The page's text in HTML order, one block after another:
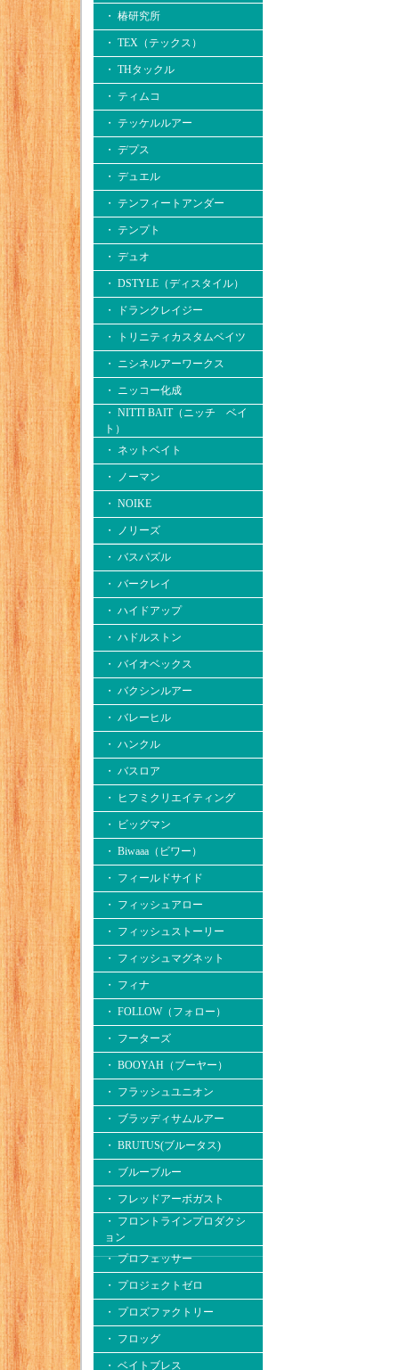
・ 椿研究所
・ TEX（テックス）
・ THタックル
・ ティムコ
・ テッケルルアー
・ デプス
・ デュエル
・ テンフィートアンダー
・ テンプト
・ デュオ
・ DSTYLE（ディスタイル）
・ ドランクレイジー
・ トリニティカスタムベイツ
・ ニシネルアーワークス
・ ニッコー化成
・ NITTI BAIT（ニッチ ベイ
ト）
・ ネットベイト
・ ノーマン
・ NOIKE
・ ノリーズ
・ バスパズル
・ バークレイ
・ ハイドアップ
・ ハドルストン
・ バイオベックス
・ バクシンルアー
・ バレーヒル
・ ハンクル
・ バスロア
・ ヒフミクリエイティング
・ ビッグマン
・ Biwaaa（ビワー）
・ フィールドサイド
・ フィッシュアロー
・ フィッシュストーリー
・ フィッシュマグネット
・ フィナ
・ FOLLOW（フォロー）
・ フーターズ
・ BOOYAH（ブーヤー）
・ フラッシュユニオン
・ ブラッディサムルアー
・ BRUTUS(ブルータス)
・ ブルーブルー
・ フレッドアーボガスト
・ フロントラインプロダクシ
ョン
・ プロフェッサー
・ プロジェクトゼロ
・ プロズファクトリー
・ フロッグ
・ ベイトブレス